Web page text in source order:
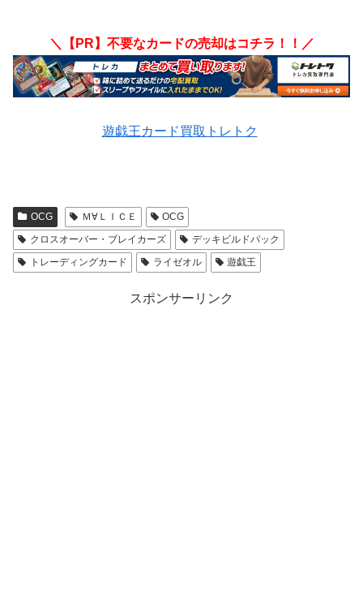
＼【PR】不要なカードの売却はコチラ！！／
遊戯王カード買取トレトク
OCG Ｍ∀ＬＩＣＥ
OCG
クロスオーバー・ブレイカーズ
デッキビルドパック
トレーディングカード
ライゼオル 遊戯王
スポンサーリンク